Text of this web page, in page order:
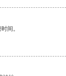
间。